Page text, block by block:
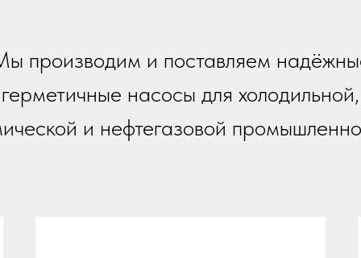
производим и поставляем
герметичные насосы для холодильной,
и нефтегазовой